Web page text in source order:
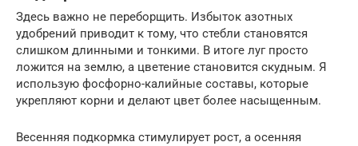
Здесь важно не переборщить. Избыток азотных
удобрений приводит к тому, что стебли становятся
слишком длинными и тонкими. В итоге луг просто
ложится на землю, а цветение становится скудным. Я
использую фосфорно-калийные составы, которые
укрепляют корни и делают цвет более насыщенным.
Весенняя подкормка стимулирует рост, а осенняя